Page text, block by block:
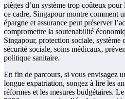
pièges d’un système trop coûteux
ce cadre, Singapour montre comment
épargne et assurance peut préserver
compromettre la soutenabilité
Singapour, protection sociale, système
sécurité sociale, soins médicaux,
politique sanitaire.
En fin de parcours, si vous envisagez
longue expatriation, songez à lire les
réformes et les mesures budgétaires.